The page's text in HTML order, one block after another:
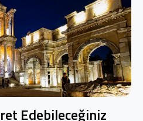
Edebileceğiniz